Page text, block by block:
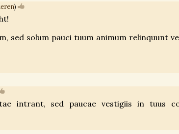
)
sed solum pauci tuum animum relinquunt
intrant, sed paucae vestigiis in tuus